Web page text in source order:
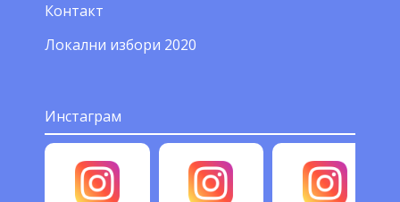
Контакт
Локални избори 2020
Инстаграм